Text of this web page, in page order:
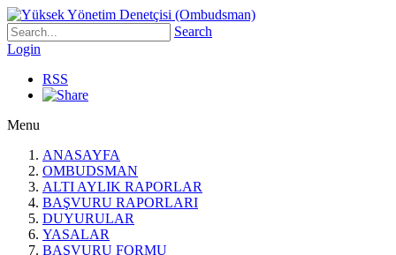
Search
Login
RSS
Menu
ANASAYFA
OMBUDSMAN
ALTI AYLIK RAPORLAR
BAŞVURU RAPORLARI
DUYURULAR
YASALAR
BAŞVURU FORMU